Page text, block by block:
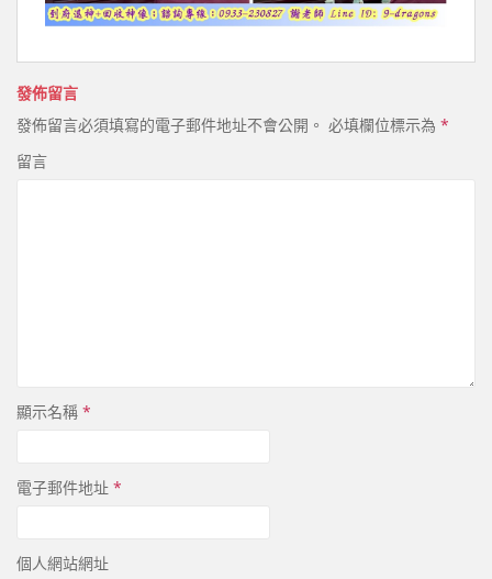
發佈留言
發佈留言必須填寫的電子郵件地址不會公開。 必填欄位標示為 *
留言
顯示名稱 *
電子郵件地址 *
個人網站網址